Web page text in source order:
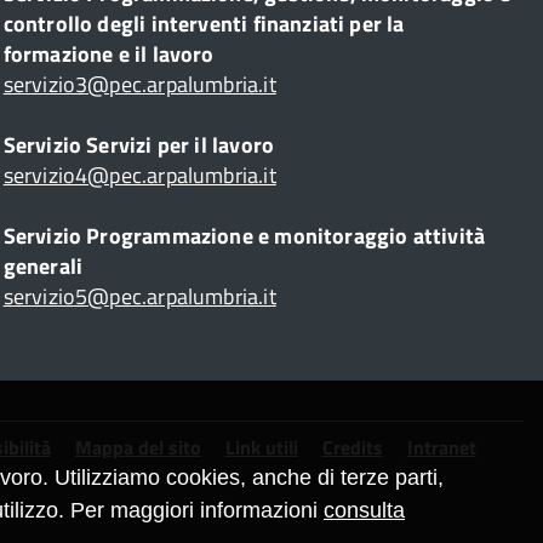
controllo degli interventi finanziati per la
formazione e il lavoro
servizio3@pec.arpalumbria.it
Servizio Servizi per il lavoro
servizio4@pec.arpalumbria.it
Servizio Programmazione e monitoraggio attività
generali
servizio5@pec.arpalumbria.it
Utilizziamo cookies, anche di terze parti,
Per maggiori informazioni consulta